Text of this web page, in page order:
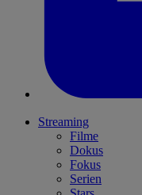
Streaming
Filme
Dokus
Fokus
Serien